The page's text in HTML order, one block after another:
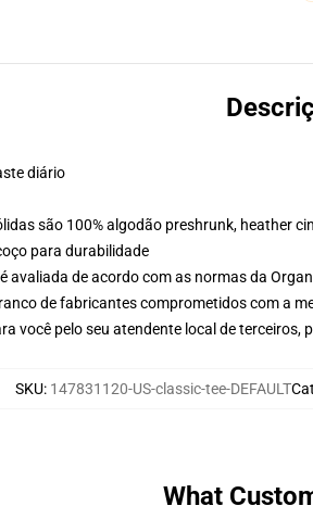
diário
são 100% algodão preshrunk, heather
para durabilidade
avaliada de acordo com as normas da
de fabricantes comprometidos com a
você pelo seu atendente local de
SKU: 147831120-US-classic-tee-DEFAULT
What